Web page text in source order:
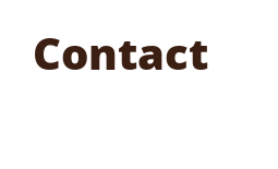
Contact